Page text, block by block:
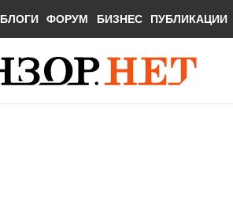
БЛОГИ ФОРУМ БИЗНЕС ПУБЛИКАЦИИ